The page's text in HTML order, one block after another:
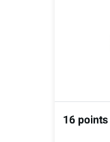
16 points